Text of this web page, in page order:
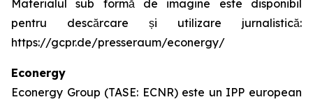
Materialul sub formă de imagine este disponibil
pentru descărcare și utilizare jurnalistică:
https://gcpr.de/presseraum/econergy/
Econergy
Econergy Group (TASE: ECNR) este un IPP european